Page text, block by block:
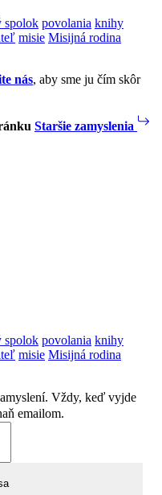
spolok povolania knihy
misie Misijná rodina
nás, aby sme ju čím skôr
Staršie zamyslenia
spolok povolania knihy
misie Misijná rodina
Vždy, keď vyjde
emailom.